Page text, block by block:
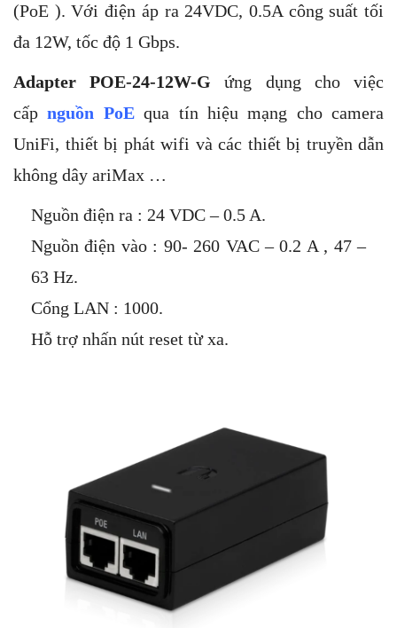
(PoE ). Với điện áp ra 24VDC, 0.5A công suất tối
đa 12W, tốc độ 1 Gbps.
Adapter POE-24-12W-Gứng dụng cho việc
cấpnguồn PoEqua tín hiệu mạng cho camera
UniFi, thiết bị phát wifi và các thiết bị truyền dẫn
không dây ariMax …
Nguồn điện ra : 24 VDC – 0.5 A.
Nguồn điện vào : 90- 260 VAC – 0.2 A , 47 –
63 Hz.
Cổng LAN : 1000.
Hỗ trợ nhấn nút reset từ xa.